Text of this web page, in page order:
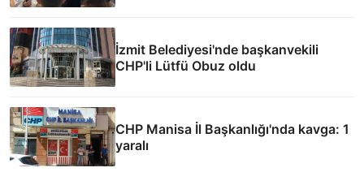
İzmit Belediyesi'nde başkanvekili
CHP'li Lütfü Obuz oldu
CHP Manisa İl Başkanlığı'nda kavga: 1
yaralı